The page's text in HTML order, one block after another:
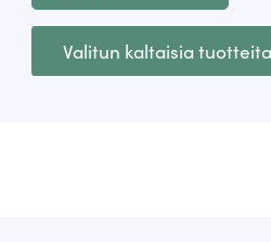
Valitun kaltaisia